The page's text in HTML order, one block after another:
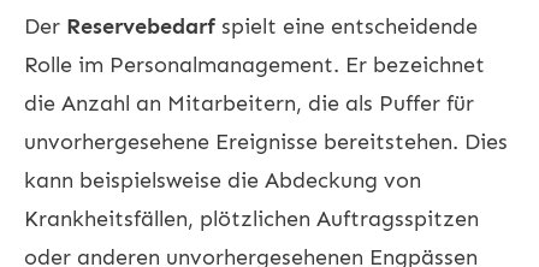
Der Reservebedarf spielt eine entscheidende
Rolle im Personalmanagement. Er bezeichnet
die Anzahl an Mitarbeitern, die als Puffer für
unvorhergesehene Ereignisse bereitstehen. Dies
kann beispielsweise die Abdeckung von
Krankheitsfällen, plötzlichen Auftragsspitzen
oder anderen unvorhergesehenen Engpässen